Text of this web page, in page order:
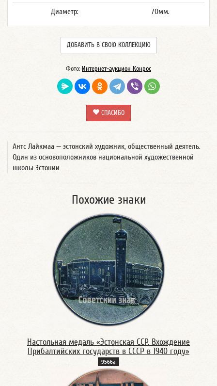
Диаметр: 70мм.
ДОБАВИТЬ В СВОЮ КОЛЛЕКЦИЮ
Фото: Интернет-аукцион Конрос
СПАСИБО
Антс Лайкмаа — эстонский художник, общественный деятель.
Один из основоположников национальной художественной
школы Эстонии
Похожие знаки
Настольная медаль «Эстонская ССР. Вхождение
Прибалтийских государств в СССР в 1940 году»
9566а